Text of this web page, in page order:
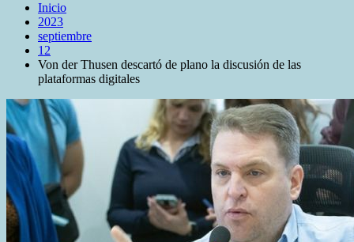
Inicio
2023
septiembre
12
Von der Thusen descartó de plano la discusión de las
plataformas digitales